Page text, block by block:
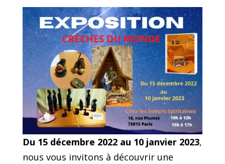
Du 15 décembre 2022 au 10 janvier 2023,
nous vous invitons à découvrir une